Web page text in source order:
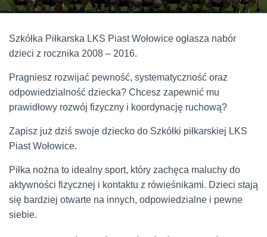
W
Szkółka Piłkarska LKS Piast Wołowice ogłasza nabór
dzieci z rocznika 2008 – 2016.
Pragniesz rozwijać pewność, systematyczność oraz
odpowiedzialność dziecka? Chcesz zapewnić mu
prawidłowy rozwój fizyczny i koordynację ruchową?
Zapisz już dziś swoje dziecko do Szkółki piłkarskiej LKS
Piast Wołowice.
Piłka nożna to idealny sport, który zachęca maluchy do
aktywności fizycznej i kontaktu z rówieśnikami. Dzieci stają
się bardziej otwarte na innych, odpowiedzialne i pewne
siebie.